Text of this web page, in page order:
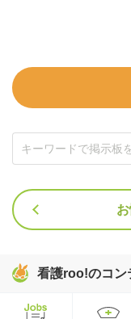
看護roo!のコン